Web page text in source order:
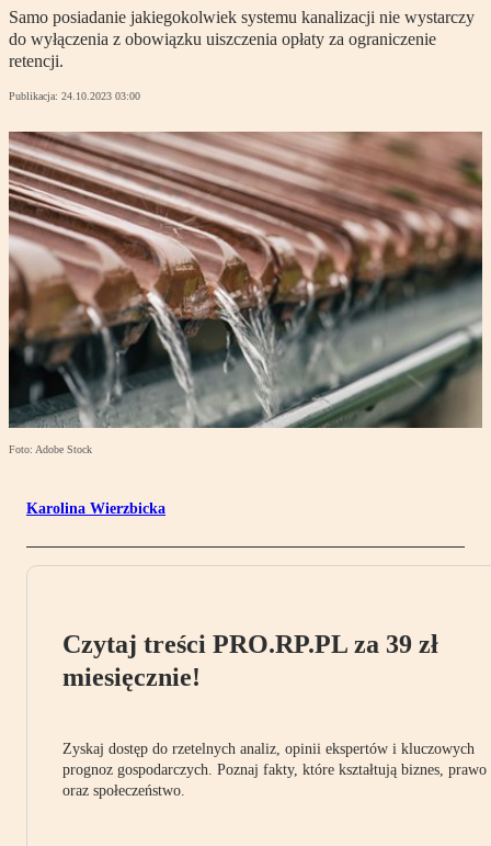
Samo posiadanie jakiegokolwiek systemu kanalizacji nie wystarczy
do wyłączenia z obowiązku uiszczenia opłaty za ograniczenie
retencji.
Publikacja: 24.10.2023 03:00
Foto: Adobe Stock
Karolina Wierzbicka
Czytaj treści PRO.RP.PL za 39 zł
miesięcznie!
Zyskaj dostęp do rzetelnych analiz, opinii ekspertów i kluczowych
prognoz gospodarczych. Poznaj fakty, które kształtują biznes, prawo
oraz społeczeństwo.